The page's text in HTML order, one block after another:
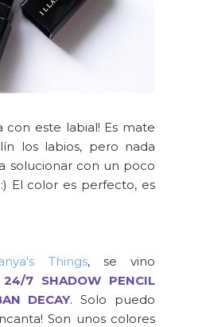
con este labial! Es mate
los labios, pero nada
solucionar con un poco
El color es perfecto, es
Things, se vino
24/7 SHADOW PENCIL
DECAY. Solo puedo
Son unos colores